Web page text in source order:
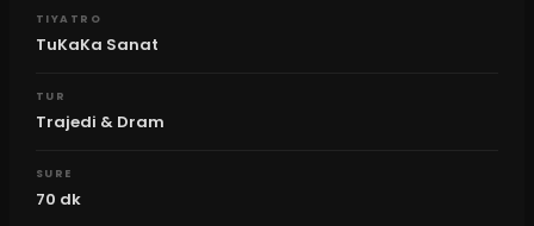
TIYATRO
TuKaKa Sanat
TUR
Trajedi & Dram
SURE
70 dk